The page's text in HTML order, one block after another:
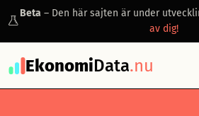
Beta – Den här sajten är under
av dig!
EkonomiData.nu